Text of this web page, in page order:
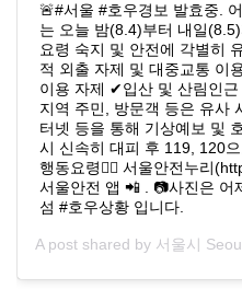
🚨#서울 #호우경보 발효중.
는 오늘 밤(8.4)부터 내일
요령 숙지 및 안전에 각별히
적 외출 자제 및 대중교통 이
이용 자제 ✔입산 및 산림인
지역 주민, 방문객 등은 유사
터넷 등을 통해 기상예보 및
시 신속히 대피 후 119, 120
행동요령👉🏻 서울안전누리
서울안전 앱 📲 . 📷사진은 어
섬 #호우상황 입니다.
A post shared by 서울시